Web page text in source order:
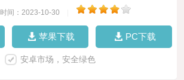
时间：2023-10-30
苹果下载 PC下载
安卓市场，安全绿色